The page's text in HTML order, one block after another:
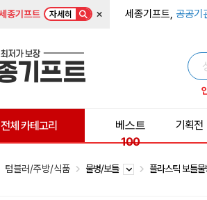
종기프트 자세히 × 세종기프트, 공공기
전체 카테고리
베스트
100
기획전
텀블러/주방/식품 물병/보틀 플라스틱 보틀